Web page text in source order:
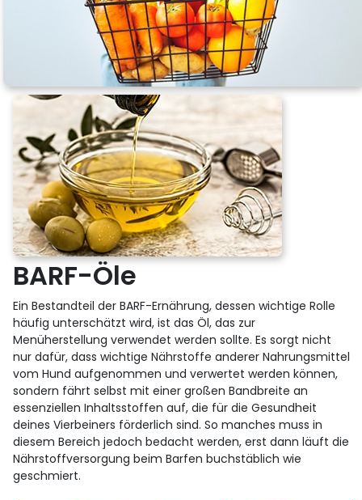
BARF-Öle
Ein Bestandteil der BARF-Ernährung, dessen wichtige Rolle
häufig unterschätzt wird, ist das Öl, das zur
Menüherstellung verwendet werden sollte. Es sorgt nicht
nur dafür, dass wichtige Nährstoffe anderer Nahrungsmittel
vom Hund aufgenommen und verwertet werden können,
sondern fährt selbst mit einer großen Bandbreite an
essenziellen Inhaltsstoffen auf, die für die Gesundheit
deines Vierbeiners förderlich sind. So manches muss in
diesem Bereich jedoch bedacht werden, erst dann läuft die
Nährstoffversorgung beim Barfen buchstäblich wie
geschmiert.